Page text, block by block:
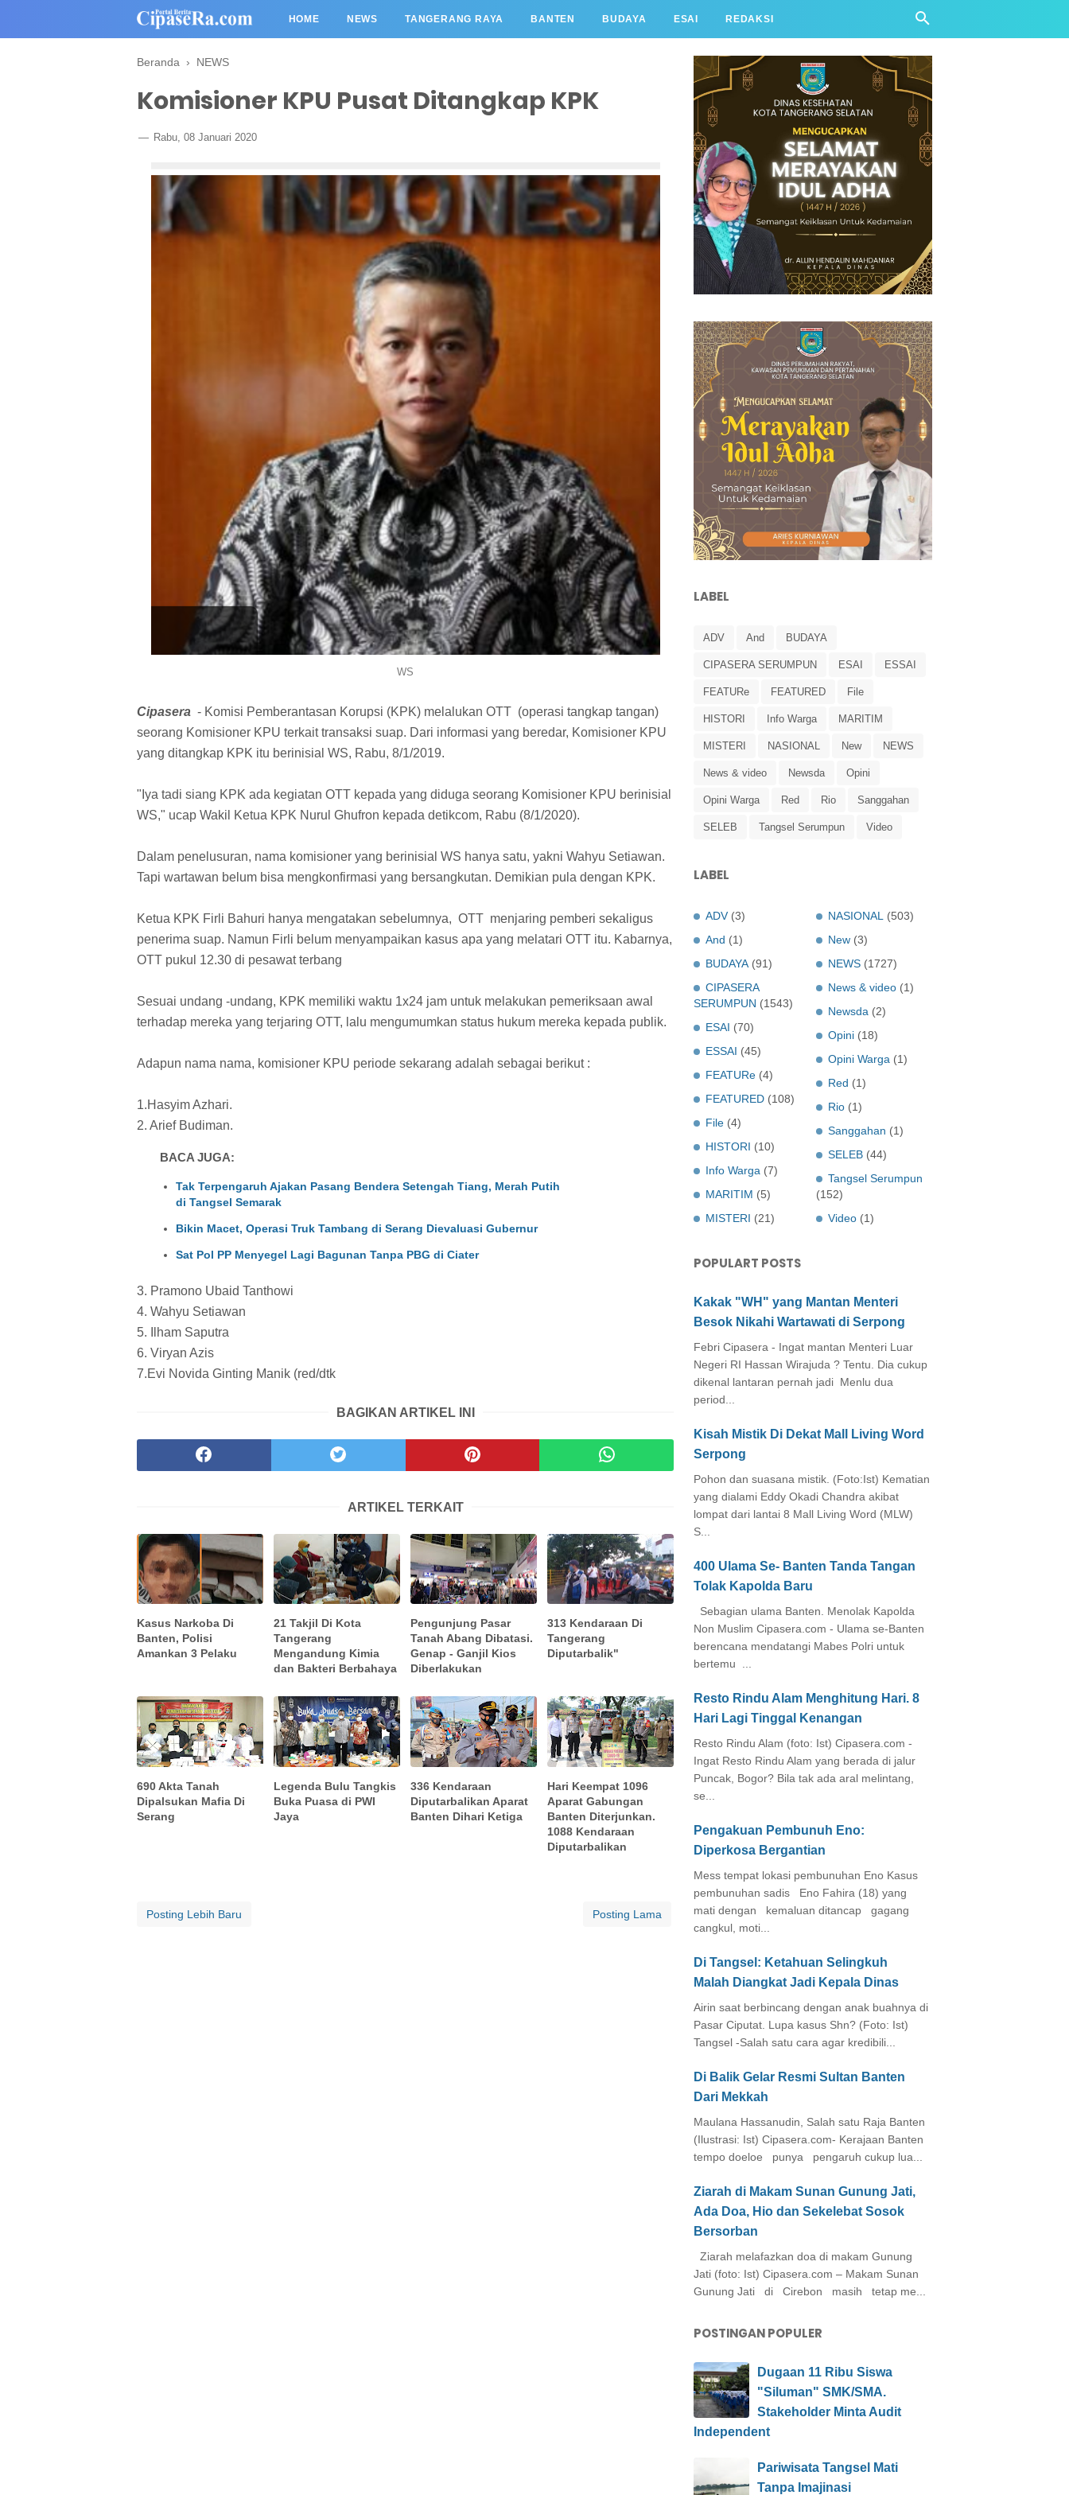
HOME NEWS TANGERANG RAYA BANTEN BUDAYA ESAI REDAKSI
Beranda › NEWS
Komisioner KPU Pusat Ditangkap KPK
Rabu, 08 Januari 2020
WS
Cipasera - Komisi Pemberantasan Korupsi (KPK) melalukan OTT (operasi tangkap tangan)
seorang Komisioner KPU terkait transaksi suap. Dari informasi yang beredar, Komisioner KPU
yang ditangkap KPK itu berinisial WS, Rabu, 8/1/2019.
"Iya tadi siang KPK ada kegiatan OTT kepada yang diduga seorang Komisioner KPU berinisial
WS," ucap Wakil Ketua KPK Nurul Ghufron kepada detikcom, Rabu (8/1/2020).
Dalam penelusuran, nama komisioner yang berinisial WS hanya satu, yakni Wahyu Setiawan.
Tapi wartawan belum bisa mengkonfirmasi yang bersangkutan. Demikian pula dengan KPK.
Ketua KPK Firli Bahuri hanya mengatakan sebelumnya, OTT menjaring pemberi sekaligus
penerima suap. Namun Firli belum menyampaikan kasus apa yang melatari OTT itu. Kabarnya,
OTT pukul 12.30 di pesawat terbang
Sesuai undang -undang, KPK memiliki waktu 1x24 jam untuk melakukan pemeriksaan awal
terhadap mereka yang terjaring OTT, lalu mengumumkan status hukum mereka kepada publik.
Adapun nama nama, komisioner KPU periode sekarang adalah sebagai berikut :
1.Hasyim Azhari.
2. Arief Budiman.
BACA JUGA:
Tak Terpengaruh Ajakan Pasang Bendera Setengah Tiang, Merah Putih
di Tangsel Semarak
Bikin Macet, Operasi Truk Tambang di Serang Dievaluasi Gubernur
Sat Pol PP Menyegel Lagi Bagunan Tanpa PBG di Ciater
3. Pramono Ubaid Tanthowi
4. Wahyu Setiawan
5. Ilham Saputra
6. Viryan Azis
7.Evi Novida Ginting Manik (red/dtk
BAGIKAN ARTIKEL INI
ARTIKEL TERKAIT
Kasus Narkoba Di
Banten, Polisi
Amankan 3 Pelaku
21 Takjil Di Kota
Tangerang
Mengandung Kimia
dan Bakteri Berbahaya
Pengunjung Pasar
Tanah Abang Dibatasi.
Genap - Ganjil Kios
Diberlakukan
313 Kendaraan Di
Tangerang
Diputarbalik"
690 Akta Tanah
Dipalsukan Mafia Di
Serang
Legenda Bulu Tangkis
Buka Puasa di PWI
Jaya
336 Kendaraan
Diputarbalikan Aparat
Banten Dihari Ketiga
Hari Keempat 1096
Aparat Gabungan
Banten Diterjunkan.
1088 Kendaraan
Diputarbalikan
Posting Lebih Baru Posting Lama
LABEL
ADV And BUDAYA
CIPASERA SERUMPUN ESAI ESSAI
FEATURe FEATURED File
HISTORI Info Warga MARITIM
MISTERI NASIONAL New NEWS
News & video Newsda Opini
Opini Warga Red Rio Sanggahan
SELEB Tangsel Serumpun Video
LABEL
ADV (3)
And (1)
BUDAYA (91)
CIPASERA
SERUMPUN (1543)
ESAI (70)
ESSAI (45)
FEATURe (4)
FEATURED (108)
File (4)
HISTORI (10)
Info Warga (7)
MARITIM (5)
MISTERI (21)
NASIONAL
(503)
New (3)
NEWS (1727)
News & video (1)
Newsda (2)
Opini (18)
Opini Warga (1)
Red (1)
Rio (1)
Sanggahan (1)
SELEB (44)
Tangsel Serumpun
(152)
Video (1)
POPULART POSTS
Kakak "WH" yang Mantan Menteri
Besok Nikahi Wartawati di Serpong
Febri Cipasera - Ingat mantan Menteri Luar
Negeri RI Hassan Wirajuda ? Tentu. Dia cukup
dikenal lantaran pernah jadi Menlu dua
period...
Kisah Mistik Di Dekat Mall Living Word
Serpong
Pohon dan suasana mistik. (Foto:Ist) Kematian
yang dialami Eddy Okadi Chandra akibat
lompat dari lantai 8 Mall Living Word (MLW)
S...
400 Ulama Se- Banten Tanda Tangan
Tolak Kapolda Baru
Sebagian ulama Banten. Menolak Kapolda
Non Muslim Cipasera.com - Ulama se-Banten
berencana mendatangi Mabes Polri untuk
bertemu ...
Resto Rindu Alam Menghitung Hari. 8
Hari Lagi Tinggal Kenangan
Resto Rindu Alam (foto: Ist) Cipasera.com -
Ingat Resto Rindu Alam yang berada di jalur
Puncak, Bogor? Bila tak ada aral melintang,
se...
Pengakuan Pembunuh Eno:
Diperkosa Bergantian
Mess tempat lokasi pembunuhan Eno Kasus
pembunuhan sadis Eno Fahira (18) yang
mati dengan kemaluan ditancap gagang
cangkul, moti...
Di Tangsel: Ketahuan Selingkuh
Malah Diangkat Jadi Kepala Dinas
Airin saat berbincang dengan anak buahnya di
Pasar Ciputat. Lupa kasus Shn? (Foto: Ist)
Tangsel -Salah satu cara agar kredibili...
Di Balik Gelar Resmi Sultan Banten
Dari Mekkah
Maulana Hassanudin, Salah satu Raja Banten
(Ilustrasi: Ist) Cipasera.com- Kerajaan Banten
tempo doeloe punya pengaruh cukup lua...
Ziarah di Makam Sunan Gunung Jati,
Ada Doa, Hio dan Sekelebat Sosok
Bersorban
Ziarah melafazkan doa di makam Gunung
Jati (foto: Ist) Cipasera.com – Makam Sunan
Gunung Jati di Cirebon masih tetap me...
POSTINGAN POPULER
Dugaan 11 Ribu Siswa
"Siluman" SMK/SMA.
Stakeholder Minta Audit
Independent
Pariwisata Tangsel Mati
Tanpa Imajinasi